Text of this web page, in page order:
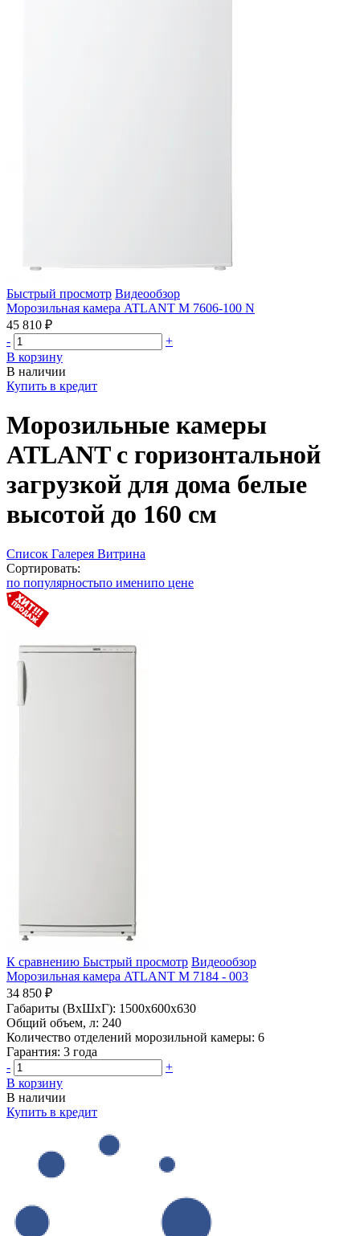
Быстрый просмотр Видеообзор
Морозильная камера ATLANT М 7606-100 N
45 810 ₽
-
+
В корзину
В наличии
Купить в кредит
Морозильные камеры
ATLANT с горизонтальной
загрузкой для дома белые
высотой до 160 см
Список Галерея Витрина
Сортировать:
по популярностьпо именипо цене
К сравнению Быстрый просмотр Видеообзор
Морозильная камера ATLANT М 7184 - 003
34 850 ₽
Габариты (ВхШхГ): 1500x600x630
Общий объем, л: 240
Количество отделений морозильной камеры: 6
Гарантия: 3 года
-
+
В корзину
В наличии
Купить в кредит